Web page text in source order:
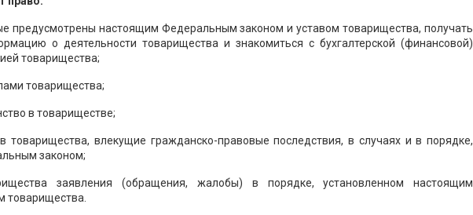
предусмотрены настоящим Федеральным законом и уставом товарищества, получать
о деятельности товарищества и знакомиться с бухгалтерской (финансовой)
товарищества;
товарищества;
в товариществе;
товарищества, влекущие гражданско-правовые последствия, в случаях и в порядке,
законом;
заявления (обращения, жалобы) в порядке, установленном настоящим
товарищества.